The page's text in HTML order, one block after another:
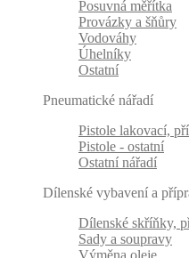
Posuvná měřítka
Provázky a šňůry
Vodováhy
Úhelníky
Ostatní
Pneumatické nářadí
Pistole lakovací,
Pistole - ostatní
Ostatní nářadí
Dílenské vybavení a
Dílenské skříňky,
Sady a soupravy
Výměna oleje